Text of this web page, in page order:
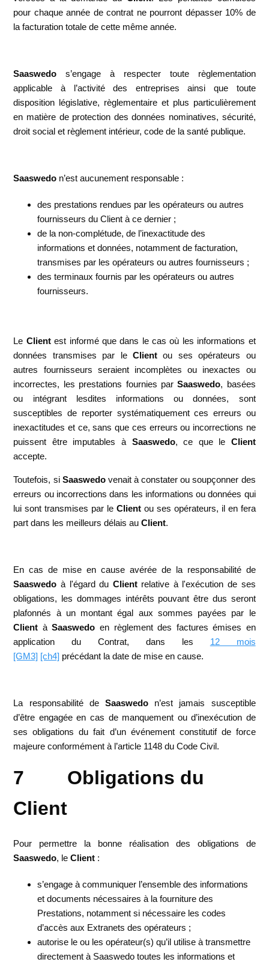
pour chaque année de contrat ne pourront dépasser 10% de
la facturation totale de cette même année.
Saaswedo s’engage à respecter toute règlementation
applicable à l’activité des entreprises ainsi que toute
disposition législative, règlementaire et plus particulièrement
en matière de protection des données nominatives, sécurité,
droit social et règlement intérieur, code de la santé publique.
Saaswedo n’est aucunement responsable :
des prestations rendues par les opérateurs ou autres
fournisseurs du Client à ce dernier ;
de la non-complétude, de l’inexactitude des
informations et données, notamment de facturation,
transmises par les opérateurs ou autres fournisseurs ;
des terminaux fournis par les opérateurs ou autres
fournisseurs.
Le Clientest informé que dans le cas où les informations et
données transmises par le Client ou ses opérateurs ou
autres fournisseurs seraient incomplètes ou inexactes ou
incorrectes, les prestations fournies parSaaswedo, basées
ou intégrant lesdites informations ou données, sont
susceptibles de reporter systématiquement ces erreurs ou
inexactitudes et ce, sans que ces erreurs ou incorrections ne
puissent être imputables à Saaswedo, ce que le Client
accepte.
Toutefois, si Saaswedovenait à constater ou soupçonner des
erreurs ou incorrections dans les informations ou données qui
lui sont transmises par leClient ou ses opérateurs, il en fera
part dans les meilleurs délais auClient.
En cas de mise en cause avérée de la responsabilité de
Saaswedo à l'égard du Clientrelative à l'exécution de ses
obligations, les dommages intérêts pouvant être dus seront
plafonnés à un montant égal aux sommes payées par le
Client àSaaswedo en règlement des factures émises en
application du Contrat, dans les 12 mois
[GM3] [ch4] précédant la date de mise en cause.
La responsabilité de Saaswedo n’est jamais susceptible
d’être engagée en cas de manquement ou d’inexécution de
ses obligations du fait d’un événement constitutif de force
majeure conformément à l’article 1148 du Code Civil.
7 Obligations du
Client
Pour permettre la bonne réalisation des obligations de
Saaswedo, leClient :
s’engage à communiquer l’ensemble des informations
et documents nécessaires à la fourniture des
Prestations, notamment si nécessaire les codes
d’accès aux Extranets des opérateurs ;
autorise le ou les opérateur(s) qu’il utilise à transmettre
directement à Saaswedo toutes les informations et